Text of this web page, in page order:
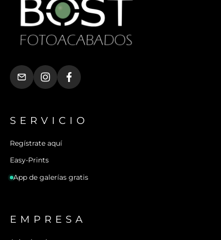
SERVICIO
Regístrate aquí
Easy-Prints
App de galerías gratis
EMPRESA